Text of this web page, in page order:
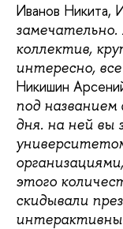
Иванов Никита,
коллектив,
интересно,
Никишин
под
дня. на ней вы
этого
скидывали